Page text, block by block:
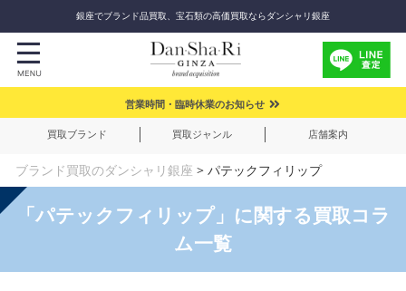
銀座でブランド品買取、宝石類の高価買取ならダンシャリ銀座
営業時間・臨時休業のお知らせ
買取ブランド 買取ジャンル 店舗案内
ブランド買取のダンシャリ銀座 > パテックフィリップ
「パテックフィリップ」に関する買取コラ
ム一覧